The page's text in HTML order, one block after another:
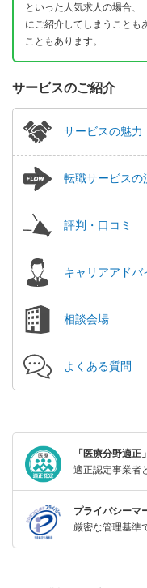
といった人気求人の場合、
にご紹介してしまうことも
こともあります。
サービスのご紹介
サービスの魅力
転職サービスの
評判・口コミ
キャリアアドバ
相談会場
よくある質問
「医療分野適正
適正認定事業者
プライバシーマ
厳密な管理基準